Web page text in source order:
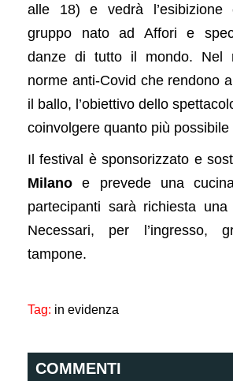
alle 18) e vedrà l’esibizione
gruppo nato ad Affori e
danze di tutto il mondo. Nel
norme anti-Covid che rendono
il ballo, l’obiettivo dello
coinvolgere quanto più possibile
Il festival è sponsorizzato e
Milano e prevede una
partecipanti sarà richiesta una
Necessari, per l’ingresso,
tampone.
Tag: in evidenza
COMMENTI